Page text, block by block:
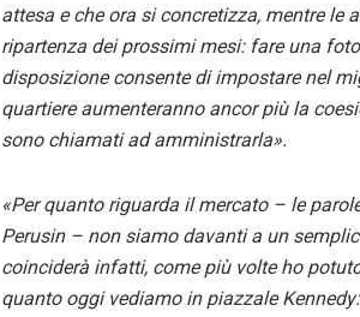
attesa e che ora si concretizza, mentre le
ripartenza dei prossimi mesi: fare una
disposizione consente di impostare nel
quartiere aumenteranno ancor più la
sono chiamati ad amministrarla».
«Per quanto riguarda il mercato – le
Perusin – non siamo davanti a un
coinciderà infatti, come più volte ho
quanto oggi vediamo in piazzale